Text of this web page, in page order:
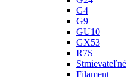
G4
G9
GU10
GX53
R7S
Stmievateľné
Filament